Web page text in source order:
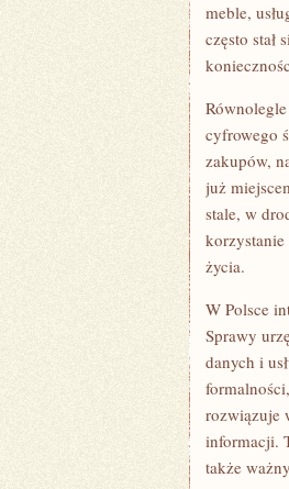
meble,
często stał
cyfrowego
zakupów,
już
stale, w
korzystanie
życia.
W Polsce
Sprawy
danych i
rozwiązuje
informacji.
także